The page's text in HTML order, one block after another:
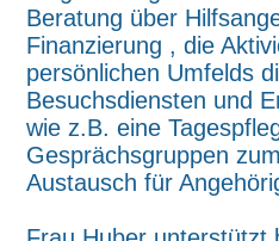
Beratung über
Finanzierung , die
persönlichen Umfelds
Besuchsdiensten und
wie z.B. eine
Gesprächsgruppen
Austausch für